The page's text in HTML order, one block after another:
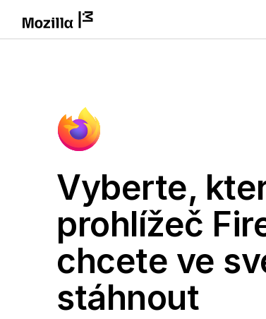
Vyberte,
prohlížeč
chcete ve
stáhnout